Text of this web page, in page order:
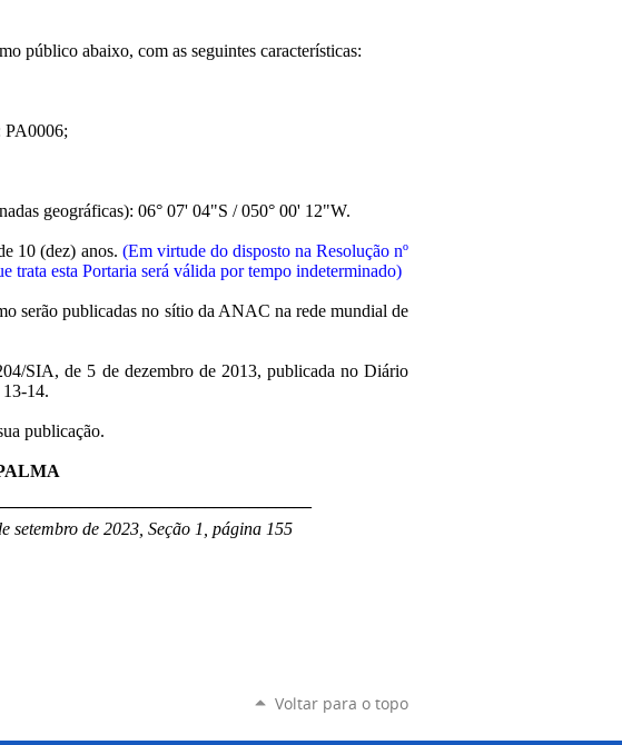
público abaixo, com as seguintes características:
geográficas): 06° 07' 04"S / 050° 00' 12"W.
10 (dez) anos. (Em virtude do disposto na Resolução nº
trata esta Portaria será válida por tempo indeterminado)
serão publicadas no sítio da ANAC na rede mundial de
SIA, de 5 de dezembro de 2013, publicada no Diário
14.
publicação.
de 2023, Seção 1, página 155
Voltar para o topo